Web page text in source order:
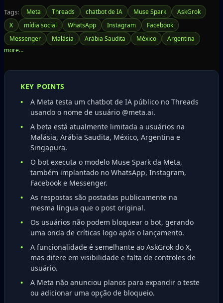
Tags: Meta Threads chatbot de IA Muse Spark
AskGrok
X
mídia social WhatsApp Instagram
Facebook
Messenger
Malásia Arábia Saudita México Argentina
KEY POINTS
A Meta testa um chatbot de IA público no Threads
usando o nome de usuário @meta.ai.
A beta está atualmente limitada a usuários na
Malásia, Arábia Saudita, México, Argentina e
Singapura.
O bot executa o modelo Muse Spark da Meta,
também implantado no WhatsApp, Instagram,
Facebook e Messenger.
As respostas são postadas publicamente na
mesma língua que o post original.
Os usuários não podem bloquear o bot, gerando
uma onda de críticas logo após o lançamento.
A funcionalidade é semelhante ao AskGrok do X,
mas difere em visibilidade e falta de controles de
usuário.
A Meta não anunciou planos para expandir o teste
ou adicionar uma opção de bloqueio.